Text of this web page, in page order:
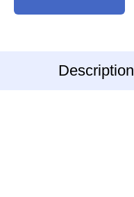
Description